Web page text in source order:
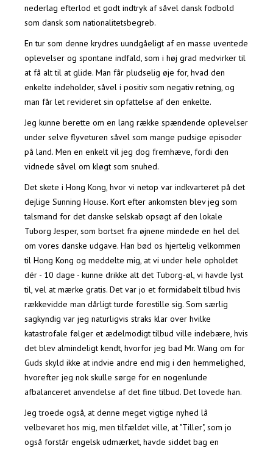
nederlag efterlod et godt indtryk af såvel dansk fodbold
som dansk som nationalitetsbegreb.
En tur som denne krydres uundgåeligt af en masse uventede
oplevelser og spontane indfald, som i høj grad medvirker til
at få alt til at glide. Man får pludselig øje for, hvad den
enkelte indeholder, såvel i positiv som negativ retning, og
man får let revideret sin opfattelse af den enkelte.
Jeg kunne berette om en lang række spændende oplevelser
under selve flyveturen såvel som mange pudsige episoder
på land. Men en enkelt vil jeg dog fremhæve, fordi den
vidnede såvel om kløgt som snuhed.
Det skete i Hong Kong, hvor vi netop var indkvarteret på det
dejlige Sunning House. Kort efter ankomsten blev jeg som
talsmand for det danske selskab opsøgt af den lokale
Tuborg Jesper, som bortset fra øjnene mindede en hel del
om vores danske udgave. Han bød os hjertelig velkommen
til Hong Kong og meddelte mig, at vi under hele opholdet
dér - 10 dage - kunne drikke alt det Tuborg-øl, vi havde lyst
til, vel at mærke gratis. Det var jo et formidabelt tilbud hvis
rækkevidde man dårligt turde forestille sig. Som særlig
sagkyndig var jeg naturligvis straks klar over hvilke
katastrofale følger et ædelmodigt tilbud ville indebære, hvis
det blev almindeligt kendt, hvorfor jeg bad Mr. Wang om for
Guds skyld ikke at indvie andre end mig i den hemmelighed,
hvorefter jeg nok skulle sørge for en nogenlunde
afbalanceret anvendelse af det fine tilbud. Det lovede han.
Jeg troede også, at denne meget vigtige nyhed lå
velbevaret hos mig, men tilfældet ville, at "Tiller", som jo
også forstår engelsk udmærket, havde siddet bag en